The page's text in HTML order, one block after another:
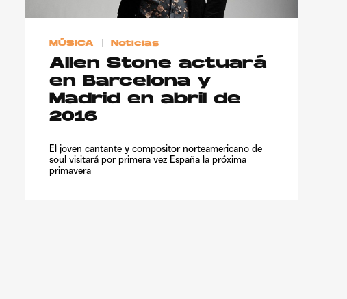
MÚSICA Noticias
Allen Stone actuará
en Barcelona y
Madrid en abril de
2016
El joven cantante y compositor norteamericano de
soul visitará por primera vez España la próxima
primavera